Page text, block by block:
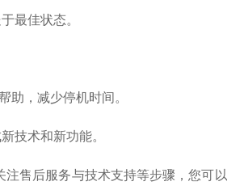
最佳状态。
，减少停机时间。
技术和新功能。
售后服务与技术支持等步骤，您可